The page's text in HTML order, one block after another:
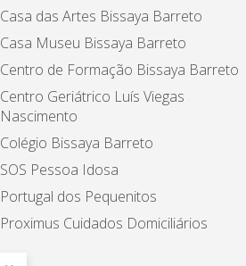
Casa das Artes Bissaya Barreto
Casa Museu Bissaya Barreto
Centro de Formação Bissaya Barreto
Centro Geriátrico Luís Viegas
Nascimento
Colégio Bissaya Barreto
SOS Pessoa Idosa
Portugal dos Pequenitos
Proximus Cuidados Domiciliários